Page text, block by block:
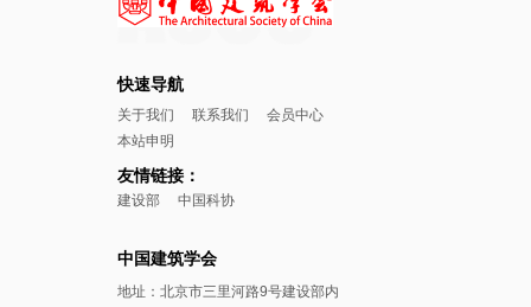
快速导航
关于我们 联系我们
会员中心
本站申明
友情链接：
建设部 中国科协
中国建筑学会
地址：北京市三里河路9号建设部内